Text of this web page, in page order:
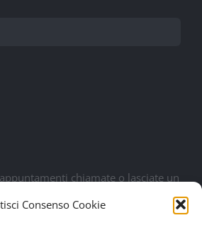
Consenso Cookie
chiamate o lasciate un
al più presto